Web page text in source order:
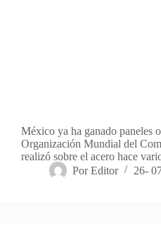
México ya ha ganado paneles
Organización Mundial del
realizó sobre el acero hace
Por Editor 26-